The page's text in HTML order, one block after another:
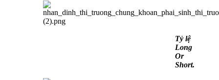
Tỷ lệ
Long
Or
Short.